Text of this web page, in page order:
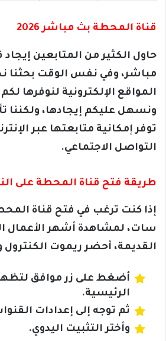
قناة المحطة بث مباشر 2026
حاول الكثير من المتابعين
مباشر، وفي نفس الوقت بحثنا
المواقع الإلكترونية لنوفرها
ونسهل عليكم إيجادها، ولكننا
توفر إمكانية متابعتها عبر
التواصل الاجتماعي.
طريقة فتح قناة المحطة على
إذا كنت ترغب في فتح قناة
سات، لمشاهدة أشهر الأعمال
القديمة، أحضر ريموت الكنترول
أضغط على زر موافق
الرئيسية.
ثم توجه إلى إعدادات
وأختر التثبيت اليدوي.